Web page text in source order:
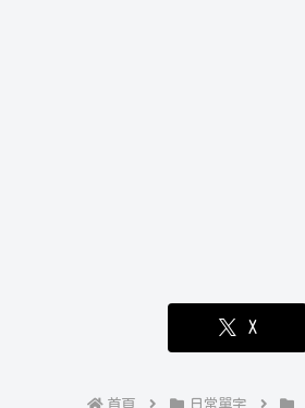
X
首頁 日常單字